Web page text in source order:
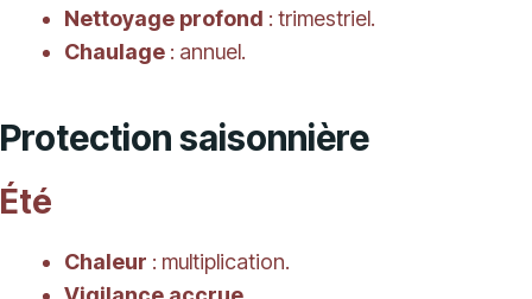
Nettoyage profond : trimestriel.
Chaulage : annuel.
Protection saisonnière
Été
Chaleur : multiplication.